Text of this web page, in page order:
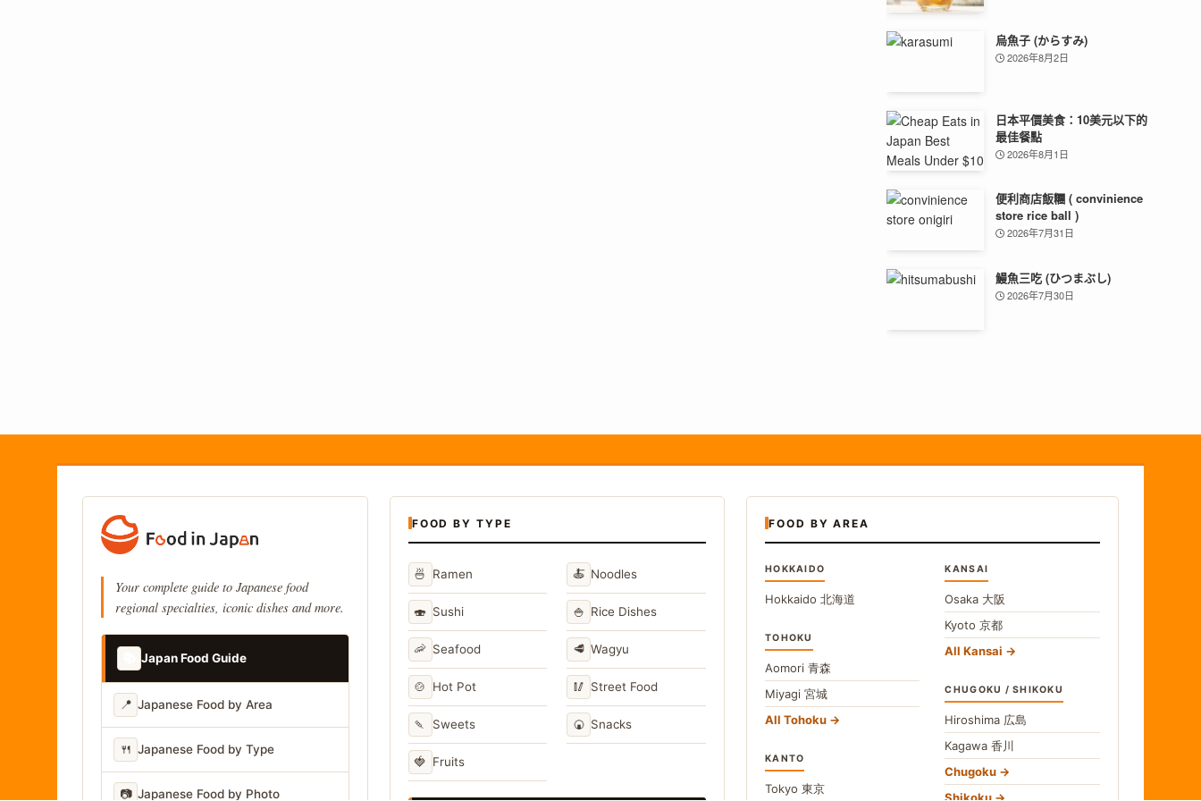
烏魚子 (からすみ)
2026年8月2日
日本平價美食：10美元以下的
最佳餐點
2026年8月1日
便利商店飯糰 ( convinience
store rice ball )
2026年7月31日
鰻魚三吃 (ひつまぶし)
2026年7月30日
Your complete guide to Japanese food
regional specialties, iconic dishes and more.
Japan Food Guide
📍 Japanese Food by Area
🍴 Japanese Food by Type
📷 Japanese Food by Photo
FOOD BY TYPE
🍜 Ramen 🍝 Noodles
🍣 Sushi 🍚 Rice Dishes
🦐 Seafood 🥩 Wagyu
🍲 Hot Pot 🥢 Street Food
🍡 Sweets 🍘 Snacks
🍓 Fruits
FOOD BY AREA
HOKKAIDO
Hokkaido 北海道
TOHOKU
Aomori 青森
Miyagi 宮城
All Tohoku
KANTO
Tokyo 東京
KANSAI
Osaka 大阪
Kyoto京都
All Kansai
CHUGOKU / SHIKOKU
Hiroshima 広島
Kagawa香川
Chugoku
Shikoku